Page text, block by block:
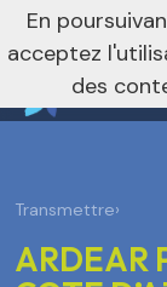
nivo_2026: 1
Transmettre›
ARDEAR
En
acceptez
des